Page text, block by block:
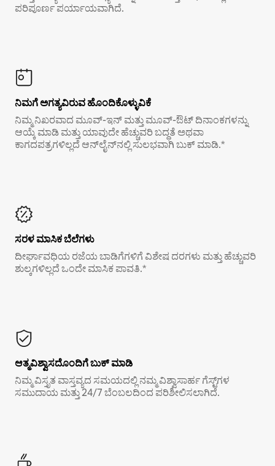
ಪರಿಪೂರ್ಣ ಪರ್ಯಾಯವಾಗಿದೆ.
ನಿಮಗೆ ಅಗತ್ಯವಿರುವ ಹೊಂದಿಕೊಳ್ಳುವಿಕೆ
ನಿಮ್ಮ ನಿಖರವಾದ ಮೂವ್-ಇನ್ ಮತ್ತು ಮೂವ್-ಔಟ್ ದಿನಾಂಕಗಳನ್ನು
ಆಯ್ಕೆ ಮಾಡಿ ಮತ್ತು ಯಾವುದೇ ಹೆಚ್ಚುವರಿ ಬದ್ಧತೆ ಅಥವಾ
ಕಾಗದಪತ್ರಗಳಿಲ್ಲದೆ ಆನ್‌ಲೈನ್‌ನಲ್ಲಿ ಸುಲಭವಾಗಿ ಬುಕ್ ಮಾಡಿ.*
ಸರಳ ಮಾಸಿಕ ಬೆಲೆಗಳು
ದೀರ್ಘಾವಧಿಯ ರಜೆಯ ಬಾಡಿಗೆಗಳಿಗೆ ವಿಶೇಷ ದರಗಳು ಮತ್ತು ಹೆಚ್ಚುವರಿ
ಶುಲ್ಕಗಳಿಲ್ಲದೆ ಒಂದೇ ಮಾಸಿಕ ಪಾವತಿ.*
ಆತ್ಮವಿಶ್ವಾಸದೊಂದಿಗೆ ಬುಕ್ ಮಾಡಿ
ನಿಮ್ಮ ವಿಸ್ತೃತ ವಾಸ್ತವ್ಯದ ಸಮಯದಲ್ಲಿ ನಮ್ಮ ವಿಶ್ವಾಸಾರ್ಹ ಗೆಸ್ಟ್‌ಗಳ
ಸಮುದಾಯ ಮತ್ತು 24/7 ಬೆಂಬಲದಿಂದ ಪರಿಶೀಲಿಸಲಾಗಿದೆ.